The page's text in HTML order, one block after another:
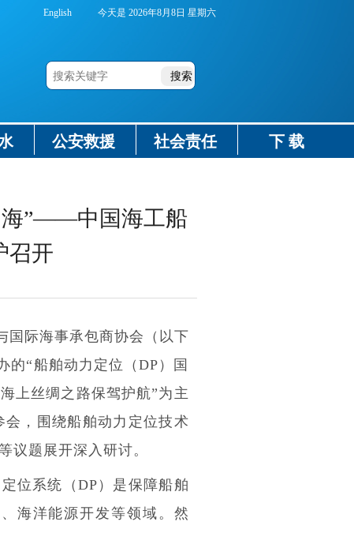
English 今天是 2026年8月8日 星期六
公安救援 社会责任 下 载
海”——中国海工船
召开
国际海事承包商协会（以下
“船舶动力定位（DP）国
上丝绸之路保驾护航”为主
，围绕船舶动力定位技术
议题展开深入研讨。
位系统（DP）是保障船舶
海洋能源开发等领域。然